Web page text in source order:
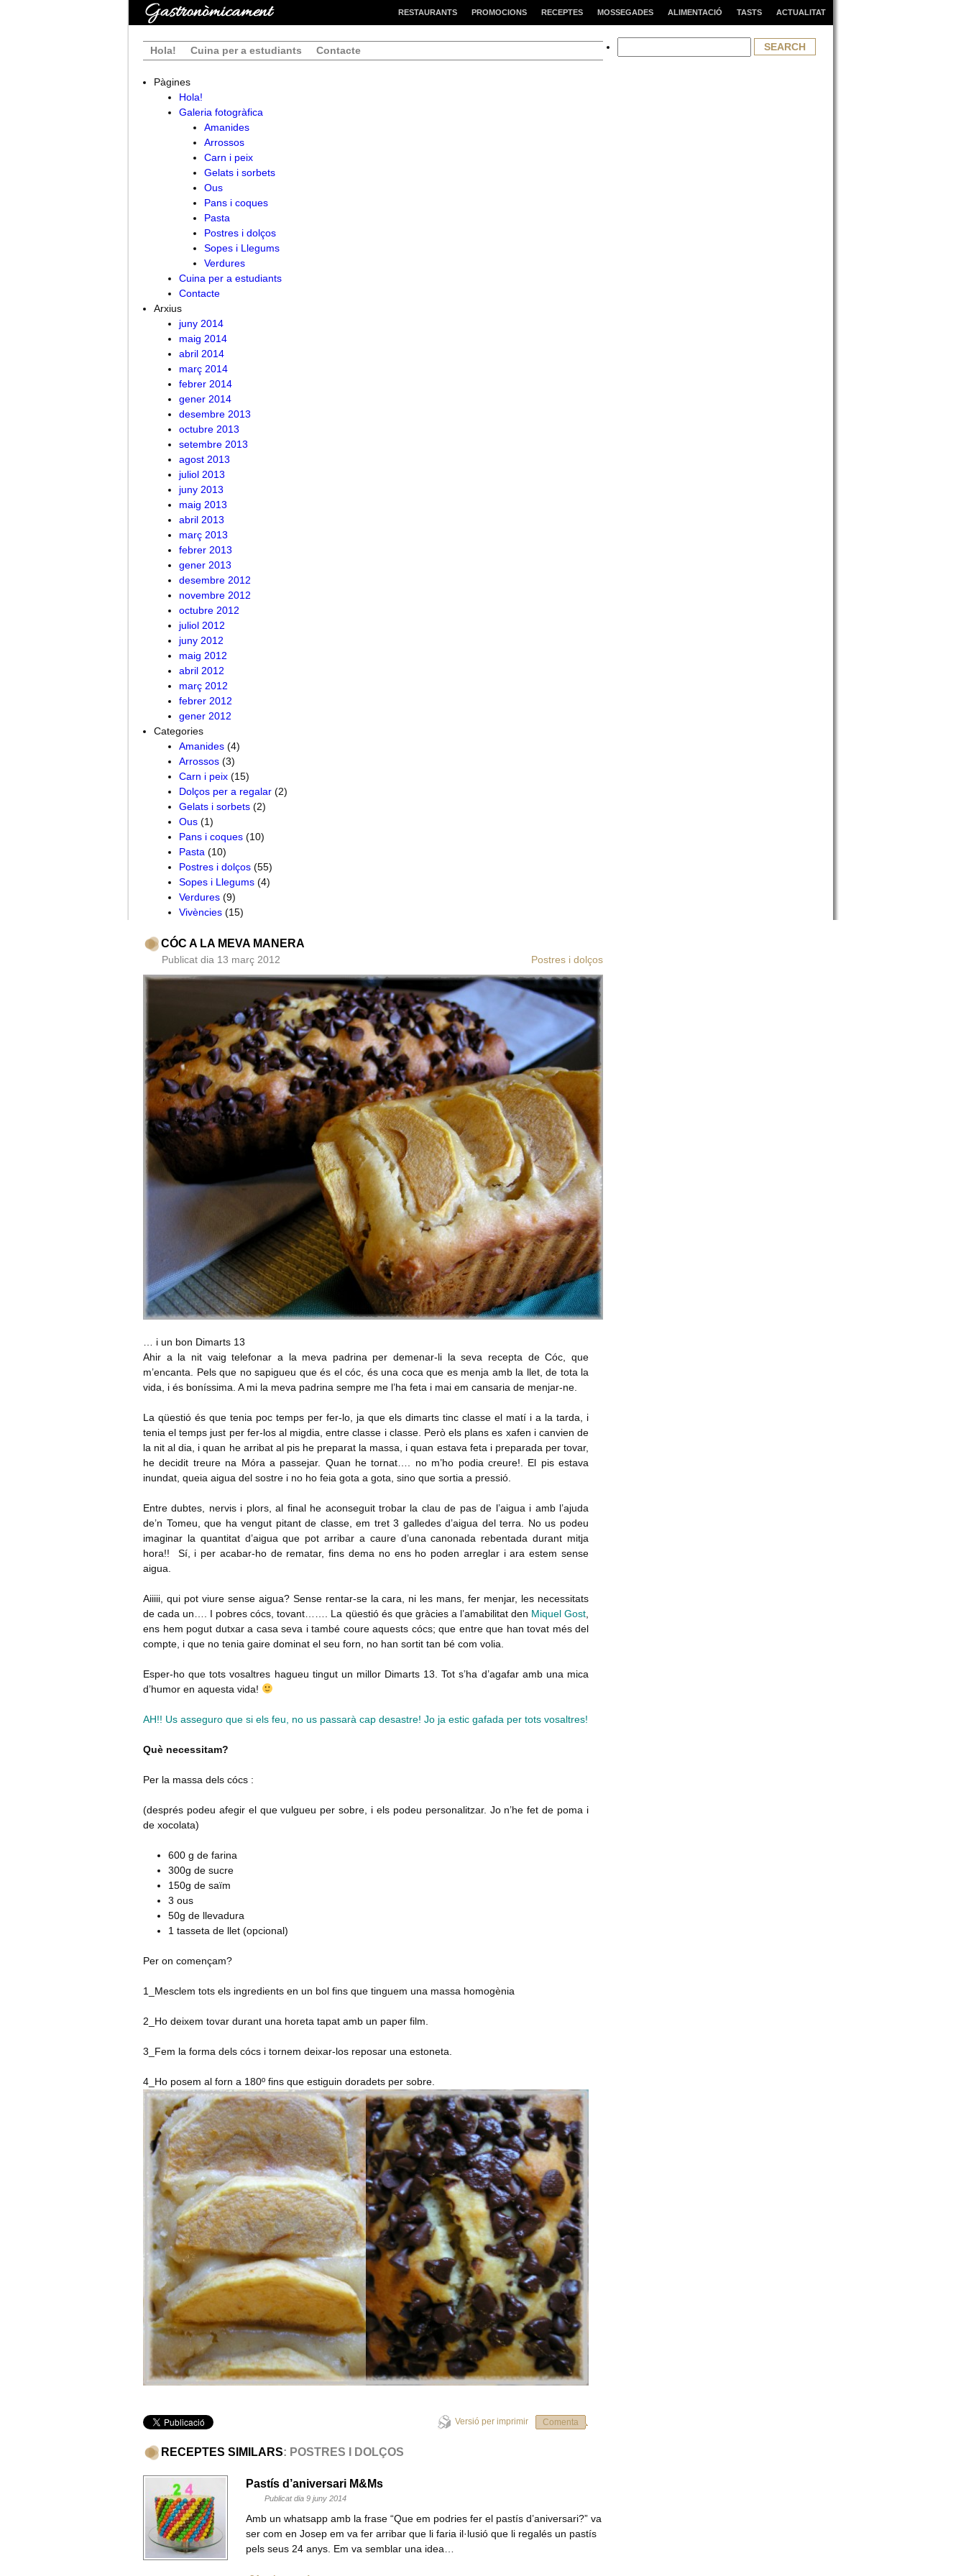
ACTUALITAT
TASTS
ALIMENTACIÓ
MOSSEGADES
RECEPTES
PROMOCIONS
RESTAURANTS
Hola! Cuina per a estudiants Contacte
for:
Pàgines
Hola!
Galeria fotogràfica
Amanides
Arrossos
Carn i peix
Gelats i sorbets
Ous
Pans i coques
Pasta
Postres i dolços
Sopes i Llegums
Verdures
Cuina per a estudiants
Contacte
Arxius
juny 2014
maig 2014
abril 2014
març 2014
febrer 2014
gener 2014
desembre 2013
octubre 2013
setembre 2013
agost 2013
juliol 2013
juny 2013
maig 2013
abril 2013
març 2013
febrer 2013
gener 2013
desembre 2012
novembre 2012
octubre 2012
juliol 2012
juny 2012
maig 2012
abril 2012
març 2012
febrer 2012
gener 2012
Categories
Amanides (4)
Arrossos (3)
Carn i peix (15)
Dolços per a regalar (2)
Gelats i sorbets (2)
Ous (1)
Pans i coques (10)
Pasta (10)
Postres i dolços (55)
Sopes i Llegums (4)
Verdures (9)
Vivències (15)
CÓC A LA MEVA MANERA
Publicat dia 13 març 2012 Postres i dolços
… i un bon Dimarts 13
Ahir a la nit vaig telefonar a la meva padrina per demenar-li la seva recepta de Cóc, que
m’encanta. Pels que no sapigueu que és el cóc, és una coca que es menja amb la llet, de tota la
vida, i és boníssima. A mi la meva padrina sempre me l’ha feta i mai em cansaria de menjar-ne.
La qüestió és que tenia poc temps per fer-lo, ja que els dimarts tinc classe el matí i a la tarda, i
tenia el temps just per fer-los al migdia, entre classe i classe. Però els plans es xafen i canvien de
la nit al dia, i quan he arribat al pis he preparat la massa, i quan estava feta i preparada per tovar,
he decidit treure na Móra a passejar. Quan he tornat…. no m’ho podia creure!. El pis estava
inundat, queia aigua del sostre i no ho feia gota a gota, sino que sortia a pressió.
Entre dubtes, nervis i plors, al final he aconseguit trobar la clau de pas de l’aigua i amb l’ajuda
de’n Tomeu, que ha vengut pitant de classe, em tret 3 galledes d’aigua del terra. No us podeu
imaginar la quantitat d’aigua que pot arribar a caure d’una canonada rebentada durant mitja
hora!! Sí, i per acabar-ho de rematar, fins dema no ens ho poden arreglar i ara estem sense
aigua.
Aiiiii, qui pot viure sense aigua? Sense rentar-se la cara, ni les mans, fer menjar, les necessitats
de cada un…. I pobres cócs, tovant……. La qüestió és que gràcies a l’amabilitat den Miquel Gost
ens hem pogut dutxar a casa seva i també coure aquests cócs; que entre que han tovat més del
compte, i que no tenia gaire dominat el seu forn, no han sortit tan bé com volia.
Esper-ho que tots vosaltres hagueu tingut un millor Dimarts 13. Tot s’ha d’agafar amb una mica
d’humor en aquesta vida!
AH!! Us asseguro que si els feu, no us passarà cap desastre! Jo ja estic gafada per tots vosaltres!
Què necessitam?
Per la massa dels cócs :
(després podeu afegir el que vulgueu per sobre, i els podeu personalitzar. Jo n’he fet de poma i
de xocolata)
600 g de farina
300g de sucre
150g de saïm
3 ous
50g de llevadura
1 tasseta de llet (opcional)
Per on començam?
1_Mesclem tots els ingredients en un bol fins que tinguem una massa homogènia
2_Ho deixem tovar durant una horeta tapat amb un paper film.
3_Fem la forma dels cócs i tornem deixar-los reposar una estoneta.
4_Ho posem al forn a 180º fins que estiguin doradets per sobre.
Comenta
Versió per imprimir
RECEPTES SIMILARS: POSTRES I DOLÇOS
Pastís d’aniversari M&Ms
Publicat dia 9 juny 2014
Amb un whatsapp amb la frase “Que em podries fer el pastís d’aniversari?” va
ser com en Josep em va fer arribar que li faria il·lusió que li regalés un pastís
pels seus 24 anys. Em va semblar una idea…